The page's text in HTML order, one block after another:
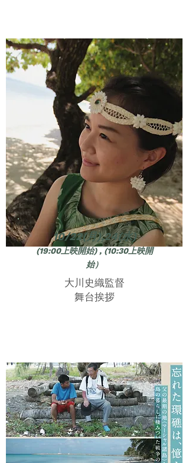
10/22(月),24(水)
(19:00上映開始) , (10:30上映開
始）
大川史織監督
​舞台挨拶